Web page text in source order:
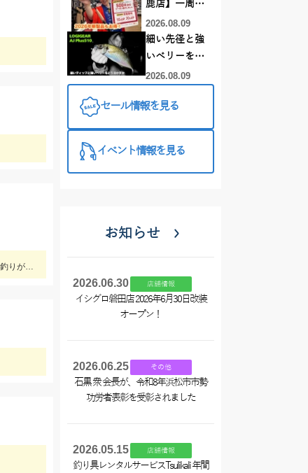
プラネットマリン様の仕立て船で釣行。ロックフィッシュルアー以外にもテンヤやジグ、キャスティングなどその場に応じて色々な釣りが出来ました。
鹿店】一周年
記念セール開
催中！新製品
ルアーロッド
もお買い
得！！！
2026.08.09
細い先径と強
いベリーをど
う活かすか |
プラス510の
2026.08.09
セール情報を見る
イベント情報を見る
お知らせ
2026.06.30 店舗情報
イシグロ磐田店 2026年6月30日改装
オープン！
2026.06.25 その他
石黒 衆 会長が、令和8年浜松市市勢
功労者表彰を受彰されました
2026.05.15 店舗情報
釣り具レンタルサービスTsulikali 年間